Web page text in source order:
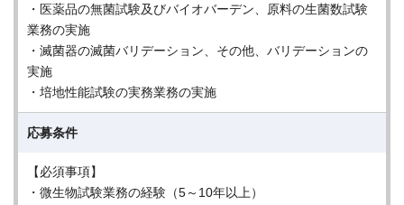
・医薬品の無菌試験及びバイオバーデン、原料の生菌数試験
業務の実施
・滅菌器の滅菌バリデーション、その他、バリデーションの
実施
・培地性能試験の実務業務の実施
応募条件
【必須事項】
・微生物試験業務の経験（5～10年以上）